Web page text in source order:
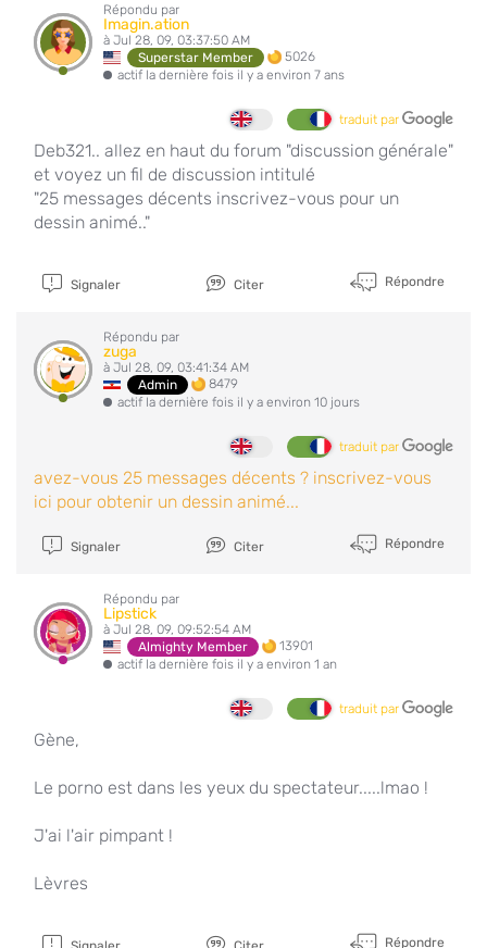
Répondu par
Imagin.ation
à Jul 28, 09, 03:37:50 AM
Superstar Member
5026
actif la dernière fois il y a environ 7 ans
traduit par
Deb321.. allez en haut du forum "discussion générale"
et voyez un fil de discussion intitulé
"25 messages décents inscrivez-vous pour un
dessin animé.."
Signaler Citer Répondre
Répondu par
zuga
à Jul 28, 09, 03:41:34 AM
Admin
8479
actif la dernière fois il y a environ 10 jours
traduit par
avez-vous 25 messages décents ? inscrivez-vous
ici pour obtenir un dessin animé...
Signaler Citer Répondre
Répondu par
Lipstick
à Jul 28, 09, 09:52:54 AM
Almighty Member
13901
actif la dernière fois il y a environ 1 an
traduit par
Gène,
Le porno est dans les yeux du spectateur.....lmao !
J'ai l'air pimpant !
Lèvres
Répondre